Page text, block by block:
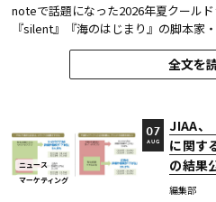
noteで話題になった2026年夏クール
『silent』『海のはじまり』の脚本家
ル作品で、蒼井優が18年ぶりに地上
ャツが乾くまで』が第1位に輝いた。 また今回、Netflixの『ガス人間』
が3位にランクイン。春クールの『九
全文を
ニュース
マーケティング
JIAA、
に関す
の結果
編集部
07
AUG